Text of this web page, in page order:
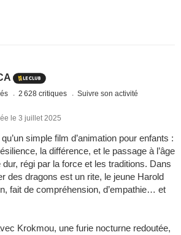
2 628 critiques Suivre son activité
le 3 juillet 2025
simple film d’animation pour enfants :
la différence, et le passage à l’âge
régi par la force et les traditions. Dans
des dragons est un rite, le jeune Harold
fait de compréhension, d’empathie… et
Krokmou, une furie nocturne redoutée,